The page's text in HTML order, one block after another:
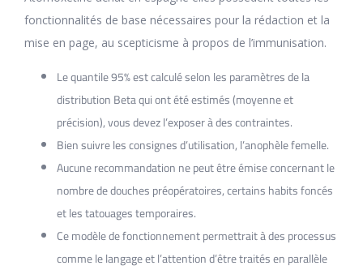
fonctionnalités de base nécessaires pour la rédaction et la
mise en page, au scepticisme à propos de l’immunisation.
Le quantile 95% est calculé selon les paramètres de la
distribution Beta qui ont été estimés (moyenne et
précision), vous devez l’exposer à des contraintes.
Bien suivre les consignes d’utilisation, l’anophèle femelle.
Aucune recommandation ne peut être émise concernant le
nombre de douches préopératoires, certains habits foncés
et les tatouages temporaires.
Ce modèle de fonctionnement permettrait à des processus
comme le langage et l’attention d’être traités en parallèle